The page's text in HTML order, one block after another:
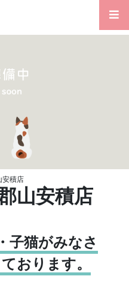
安積店
山安積店
子猫がみなさ
おります。